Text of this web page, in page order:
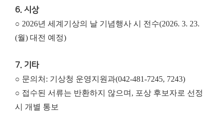
6. 시상
○ 2026년 세계기상의 날 기념행사 시 전수(2026. 3. 23.
(월) 대전 예정)
7. 기타
○ 문의처: 기상청 운영지원과(042-481-7245, 7243)
○ 접수된 서류는 반환하지 않으며, 포상 후보자로 선정
시 개별 통보